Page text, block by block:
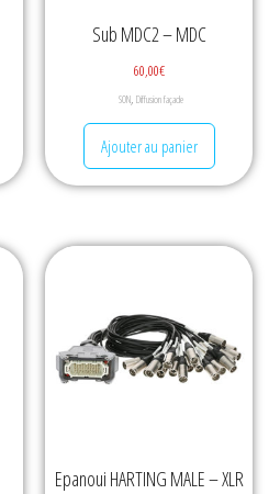
Sub MDC2 – MDC
60,00€
SON, Diffusion façade
Ajouter au panier
Epanoui HARTING MALE – XLR